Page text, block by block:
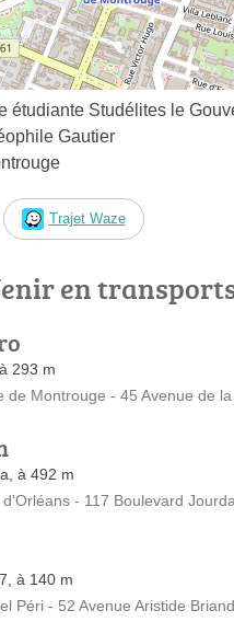
étudiante Studélites le
Gautier
Trajet Waze
en
293 m
de Montrouge - 45 Avenue de
à 492 m
- 117 Boulevard
à 140 m
Péri - 52 Avenue Aristide Briand